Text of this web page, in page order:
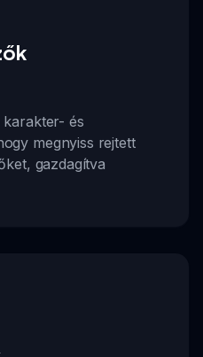
és
megnyiss rejtett
gazdagítva